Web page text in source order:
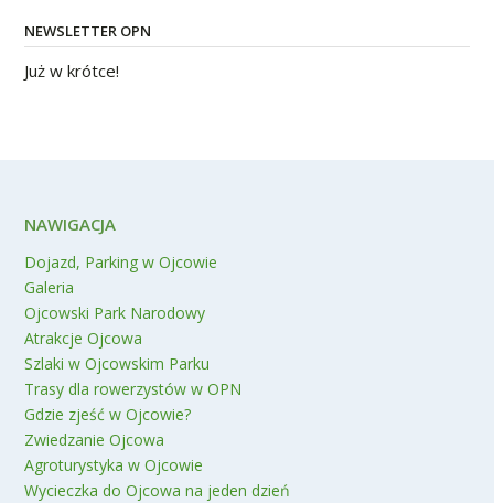
NEWSLETTER OPN
Już w krótce!
NAWIGACJA
Dojazd, Parking w Ojcowie
Galeria
Ojcowski Park Narodowy
Atrakcje Ojcowa
Szlaki w Ojcowskim Parku
Trasy dla rowerzystów w OPN
Gdzie zjeść w Ojcowie?
Zwiedzanie Ojcowa
Agroturystyka w Ojcowie
Wycieczka do Ojcowa na jeden dzień